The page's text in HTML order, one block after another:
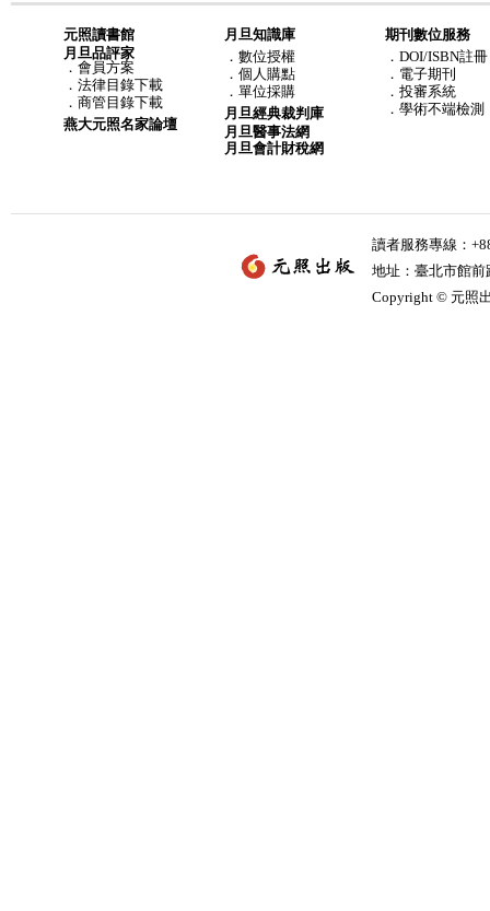
元照讀書館
月旦品評家
． 會員方案
． 法律目錄下載
． 商管目錄下載
燕大元照名家論壇
月旦知識庫
． 數位授權
． 個人購點
． 單位採購
月旦經典裁判庫
月旦醫事法網
月旦會計財稅網
期刊數位服務
．DOI/ISBN註冊
．電子期刊
．投審系統
．學術不端檢測
讀者服務專線：
地址：臺北市館
Copyright © 元照